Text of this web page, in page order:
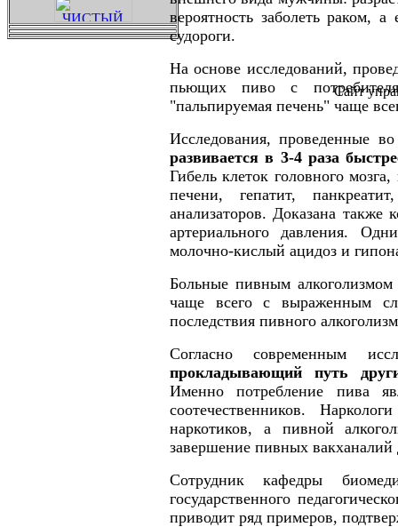
вероятность заболеть раком,
судороги.
На основе исследований,
пьющих пиво с
"пальпируемая печень" чаще
Исследования, проведенные
развивается в 3-4 раза
Гибель клеток головного
печени, гепатит,
анализаторов. Доказана
артериального давления.
молочно-кислый ацидоз и
Больные пивным
чаще всего с выраженным
последствия пивного
Согласно современным
прокладывающий путь
Именно потребление пива
соотечественников.
наркотиков, а пивной
завершение пивных
Сотрудник кафедры
государственного
приводит ряд примеров,
Сайт